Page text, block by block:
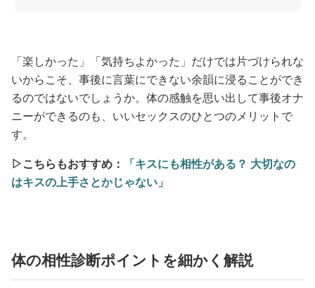
「楽しかった」「気持ちよかった」だけでは片づけられな
いからこそ、事後に言葉にできない余韻に浸ることができ
るのではないでしょうか。体の感触を思い出して事後オナ
ニーができるのも、いいセックスのひとつのメリットで
す。
▷こちらもおすすめ：
「キスにも相性がある？ 大切なの
はキスの上手さとかじゃない」
体の相性診断ポイントを細かく解説